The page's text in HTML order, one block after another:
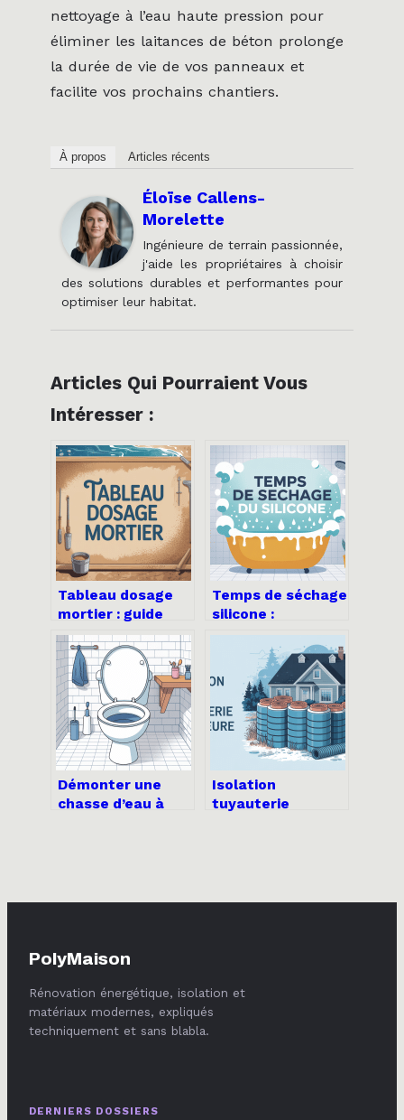
nettoyage à l’eau haute pression pour
éliminer les laitances de béton prolonge
la durée de vie de vos panneaux et
facilite vos prochains chantiers.
À propos Articles récents
Éloïse Callens-
Morelette
Ingénieure de terrain passionnée,
j'aide les propriétaires à choisir
des solutions durables et performantes pour
optimiser leur habitat.
Articles Qui Pourraient Vous
Intéresser :
Tableau dosage
mortier : guide
pratique pour
réussir vos
mélanges
Temps de séchage
silicone :
délais réels et
bonnes pratiques
Démonter une
chasse d’eau à
Isolation
tuyauterie
canalisations
PolyMaison
Rénovation énergétique, isolation et
matériaux modernes, expliqués
techniquement et sans blabla.
DERNIERS DOSSIERS